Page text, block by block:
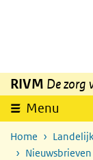
Overslaan en naar
RIVM De zorg
Menu
Home